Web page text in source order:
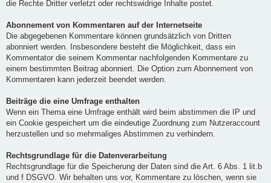
die Rechte Dritter verletzt oder rechtswidrige Inhalte postet.
Abonnement von Kommentaren auf der Internetseite
Die abgegebenen Kommentare können grundsätzlich von Dritten
abonniert werden. Insbesondere besteht die Möglichkeit, dass ein
Kommentator die seinem Kommentar nachfolgenden Kommentare zu
einem bestimmten Beitrag abonniert. Die Option zum Abonnement von
Kommentaren kann jederzeit beendet werden.
Beiträge die eine Umfrage enthalten
Wenn ein Thema eine Umfrage enthält wird beim abstimmen die IP und
ein Cookie gespeichert um die eindeutige Zuordnung zum Nutzeraccount
herzustellen und so mehrmaliges Abstimmen zu verhindern.
Rechtsgrundlage für die Datenverarbeitung
Rechtsgrundlage für die Speicherung der Daten sind die Art. 6 Abs. 1 lit.b
und f DSGVO. Wir behalten uns vor, Kommentare zu löschen, wenn sie